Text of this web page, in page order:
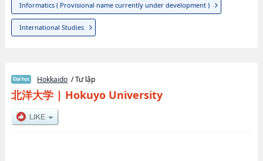
Informatics ( Provisional name currently under development )
International Studies
Hokkaido / Tư lập
北洋大学| Hokuyo University